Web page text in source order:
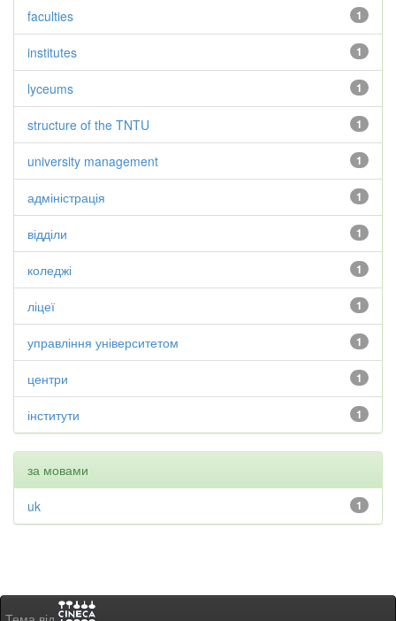
1
faculties
1
institutes
1
lyceums
1
structure of the TNTU
1
university management
1
адміністрація
1
відділи
1
коледжі
1
ліцеї
1
управління університетом
1
центри
1
інститути
за мовами
1
uk